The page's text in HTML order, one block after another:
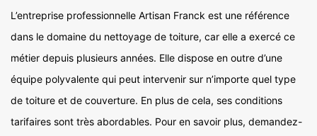
L’entreprise professionnelle Artisan Franck est une référence
dans le domaine du nettoyage de toiture, car elle a exercé ce
métier depuis plusieurs années. Elle dispose en outre d’une
équipe polyvalente qui peut intervenir sur n’importe quel type
de toiture et de couverture. En plus de cela, ses conditions
tarifaires sont très abordables. Pour en savoir plus, demandez-